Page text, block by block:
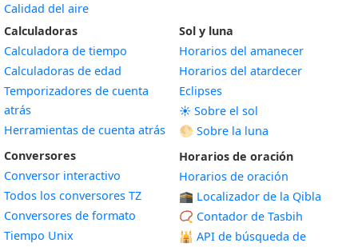
Calidad del aire
Calculadoras
Calculadora de tiempo
Calculadoras de edad
Temporizadores de cuenta
atrás
Herramientas de cuenta atrás
Conversores
Conversor interactivo
Todos los conversores TZ
Conversores de formato
Tiempo Unix
Sol y luna
Horarios del amanecer
Horarios del atardecer
Eclipses
☀️ Sobre el sol
🌕 Sobre la luna
Horarios de oración
Horarios de oración
🕋 Localizador de la Qibla
📿 Contador de Tasbih
🕌 API de búsqueda de